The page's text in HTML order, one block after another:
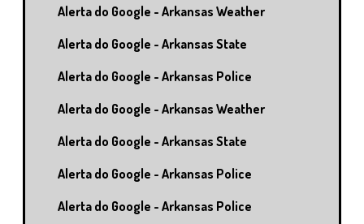
Alerta do Google - Arkansas Weather
Alerta do Google - Arkansas State
Alerta do Google - Arkansas Police
Alerta do Google - Arkansas Weather
Alerta do Google - Arkansas State
Alerta do Google - Arkansas Police
Alerta do Google - Arkansas Police